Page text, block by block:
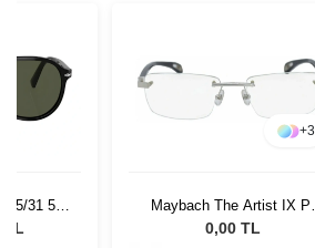
95/31 55
TL
+3
Maybach The Artist IX P-
AB-Z25 57/19
0,00 TL